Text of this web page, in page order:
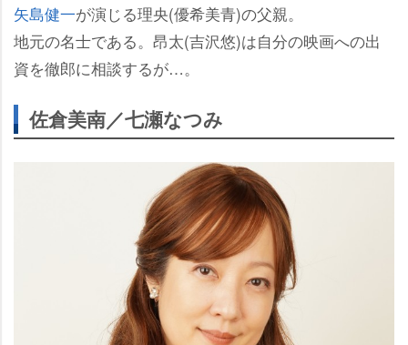
矢島健一が演じる理央(優希美青)の父親。
地元の名士である。昂太(吉沢悠)は自分の映画への出
資を徹郎に相談するが…。
佐倉美南／七瀬なつみ